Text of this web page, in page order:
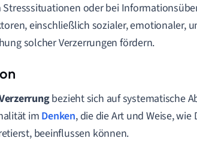
Stresssituationen oder bei
einschließlich sozialer, emotionaler,
solcher Verzerrungen fördern.
bezieht sich auf systematische
imDenken, die die Art und Weise,
beeinflussen können.